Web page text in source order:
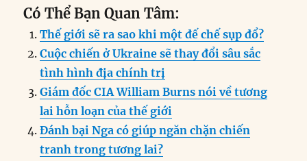
c
e
b
o
o
k
k
e
d
I
n
ai
l
ss
e
n
g
er
at
s
A
p
p
e
g
r
a
n
t
a
re
Có Thể Bạn Quan Tâm:
Thế giới sẽ ra sao khi một đế chế sụp đổ?
Cuộc chiến ở Ukraine sẽ thay đổi sâu sắc
tình hình địa chính trị
Giám đốc CIA William Burns nói về tương
lai hỗn loạn của thế giới
Đánh bại Nga có giúp ngăn chặn chiến
tranh trong tương lai?